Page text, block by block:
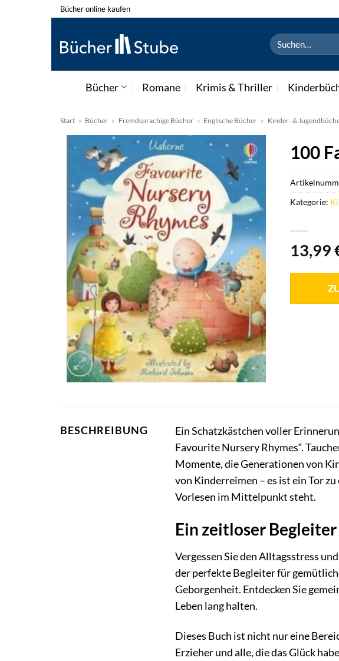
Zum
springen
Bücher online kaufen
Suchen
nach:
Bücher Romane Krimis & Thriller
Start » Bücher » Fremdsprachige Bücher » Englische Bücher » Kinder- &
100
13,99
Kategorie:
BESCHREIBUNG
Ein Schatzkästchen voller
Favourite Nursery Rhymes“.
Momente, die Generationen von
von Kinderreimen – es ist ein Tor
Vorlesen im Mittelpunkt steht.
Ein zeitloser
Vergessen Sie den Alltagsstress
der perfekte Begleiter für
Geborgenheit. Entdecken Sie
Leben lang halten.
Dieses Buch ist nicht nur eine
Erzieher und alle, die das Glück